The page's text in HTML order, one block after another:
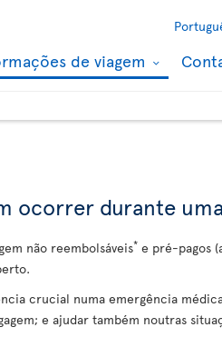
de viagem
ocorrer durante
não reembolsáveis* e pré-pagos
crucial numa emergência
e ajudar também noutras